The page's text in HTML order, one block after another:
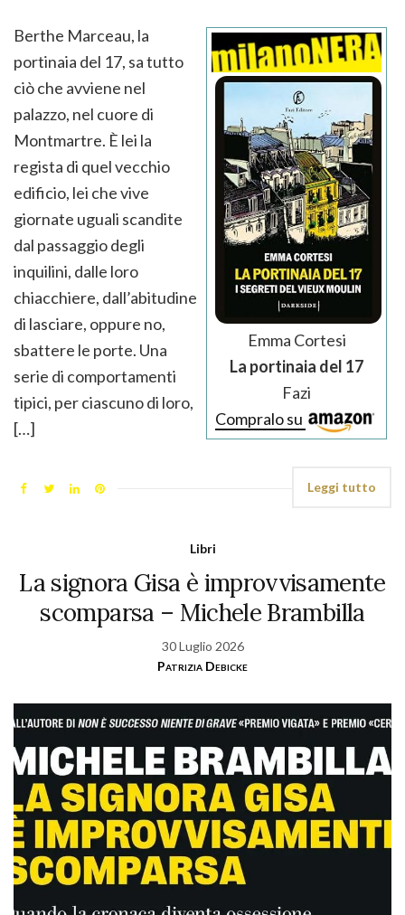
Emma Cortesi
La portinaia del 17
Fazi
Compralo su
Berthe Marceau, la
portinaia del 17, sa tutto
ciò che avviene nel
palazzo, nel cuore di
Montmartre. È lei la
regista di quel vecchio
edificio, lei che vive
giornate uguali scandite
dal passaggio degli
inquilini, dalle loro
chiacchiere, dall’abitudine
di lasciare, oppure no,
sbattere le porte. Una
serie di comportamenti
tipici, per ciascuno di loro,
[…]
Leggi tutto
Libri
La signora Gisa è improvvisamente
scomparsa – Michele Brambilla
30 Luglio 2026
Patrizia Debicke